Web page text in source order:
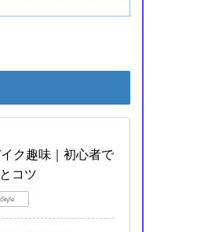
ク趣味｜初心者で
コツ